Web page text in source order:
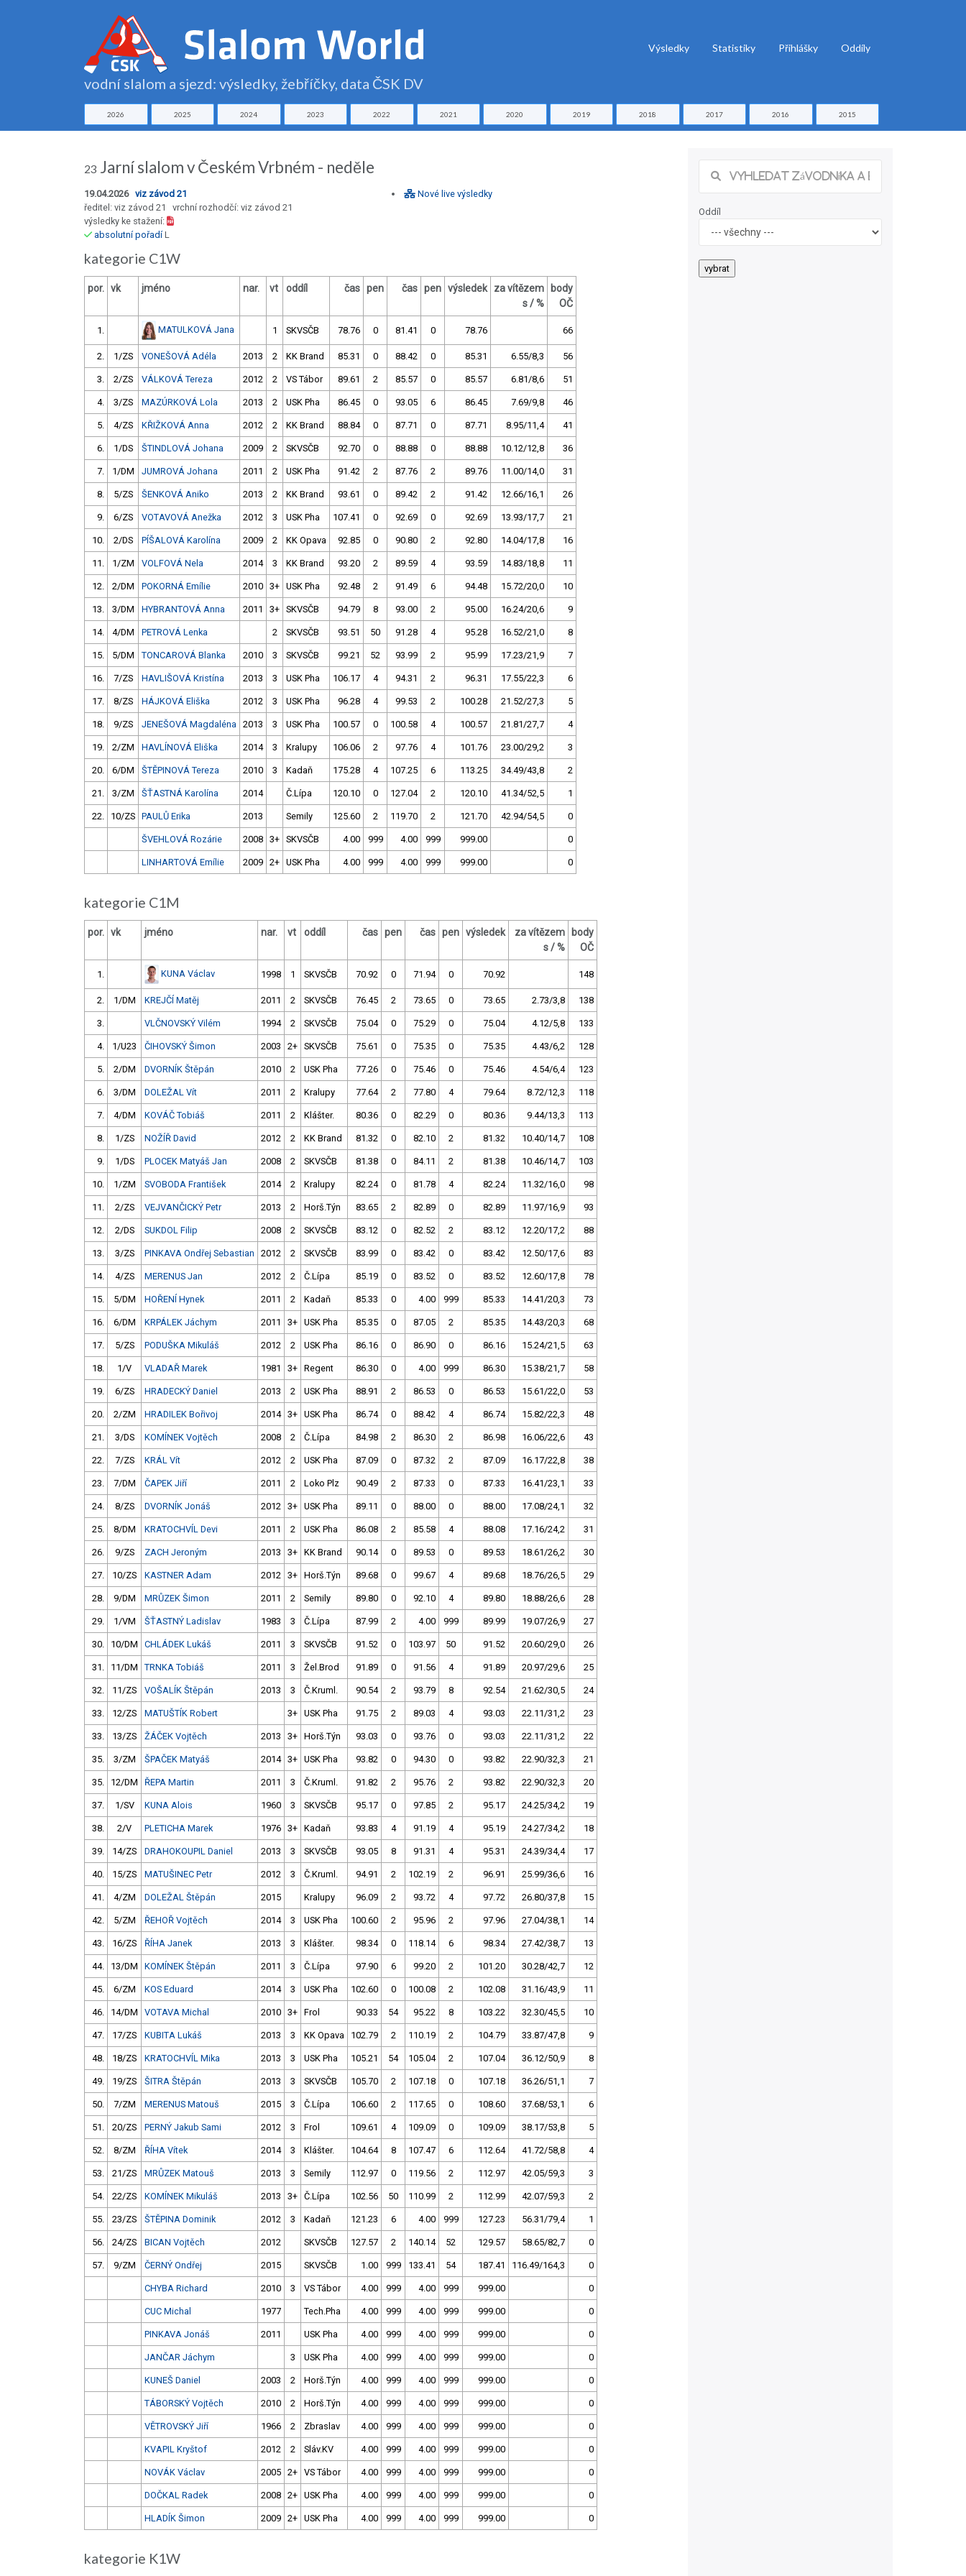
vodní slalom a sjezd: výsledky, žebříčky, data ČSK DV
Výsledky Statistiky Přihlášky Oddíly
2026 2025 2024 2023 2022 2021 2020 2019 2018 2017 2016 2015
23 Jarní slalom v Českém Vrbném - neděle
19.04.2026 viz závod 21
ředitel: viz závod 21 vrchní rozhodčí: viz závod 21
výsledky ke stažení:
absolutní pořadíL
Nové live výsledky
kategorie C1W
por. vk jméno nar. vt oddíl čas pen čas pen výsledek
za vítězem
s / %
body
OČ
1. MATULKOVÁ Jana 1 SKVSČB 78.76 0 81.41 0 78.76 66
2. 1/ZS VONEŠOVÁ Adéla 2013 2 KK Brand 85.31 0 88.42 0 85.31 6.55/8,3 56
3. 2/ZS VÁLKOVÁ Tereza 2012 2 VS Tábor 89.61 2 85.57 0 85.57 6.81/8,6 51
4. 3/ZS MAZÚRKOVÁ Lola 2013 2 USK Pha 86.45 0 93.05 6 86.45 7.69/9,8 46
5. 4/ZS KŘIŽKOVÁ Anna 2012 2 KK Brand 88.84 0 87.71 0 87.71 8.95/11,4 41
6. 1/DS ŠTINDLOVÁ Johana 2009 2 SKVSČB 92.70 0 88.88 0 88.88 10.12/12,8 36
7. 1/DM JUMROVÁ Johana 2011 2 USK Pha 91.42 2 87.76 2 89.76 11.00/14,0 31
8. 5/ZS ŠENKOVÁ Aniko 2013 2 KK Brand 93.61 0 89.42 2 91.42 12.66/16,1 26
9. 6/ZS VOTAVOVÁ Anežka 2012 3 USK Pha 107.41 0 92.69 0 92.69 13.93/17,7 21
10. 2/DS PÍŠALOVÁ Karolína 2009 2 KK Opava 92.85 0 90.80 2 92.80 14.04/17,8 16
11. 1/ZM VOLFOVÁ Nela 2014 3 KK Brand 93.20 2 89.59 4 93.59 14.83/18,8 11
12. 2/DM POKORNÁ Emílie 2010 3+ USK Pha 92.48 2 91.49 6 94.48 15.72/20,0 10
13. 3/DM HYBRANTOVÁ Anna 2011 3+ SKVSČB 94.79 8 93.00 2 95.00 16.24/20,6 9
14. 4/DM PETROVÁ Lenka 2 SKVSČB 93.51 50 91.28 4 95.28 16.52/21,0 8
15. 5/DM TONCAROVÁ Blanka 2010 3 SKVSČB 99.21 52 93.99 2 95.99 17.23/21,9 7
16. 7/ZS HAVLIŠOVÁ Kristína 2013 3 USK Pha 106.17 4 94.31 2 96.31 17.55/22,3 6
17. 8/ZS HÁJKOVÁ Eliška 2012 3 USK Pha 96.28 4 99.53 2 100.28 21.52/27,3 5
18. 9/ZS JENEŠOVÁ Magdaléna 2013 3 USK Pha 100.57 0 100.58 4 100.57 21.81/27,7 4
19. 2/ZM HAVLÍNOVÁ Eliška 2014 3 Kralupy 106.06 2 97.76 4 101.76 23.00/29,2 3
20. 6/DM ŠTĚPINOVÁ Tereza 2010 3 Kadaň 175.28 4 107.25 6 113.25 34.49/43,8 2
21. 3/ZM ŠŤASTNÁ Karolína 2014 Č.Lípa 120.10 0 127.04 2 120.10 41.34/52,5 1
22. 10/ZS PAULŮ Erika 2013 Semily 125.60 2 119.70 2 121.70 42.94/54,5 0
ŠVEHLOVÁ Rozárie 2008 3+ SKVSČB 4.00 999 4.00 999 999.00 0
LINHARTOVÁ Emílie 2009 2+ USK Pha 4.00 999 4.00 999 999.00 0
kategorie C1M
por. vk jméno nar. vt oddíl čas pen čas pen výsledek
za vítězem
s / %
body
OČ
1. KUNA Václav 1998 1 SKVSČB 70.92 0 71.94 0 70.92 148
2. 1/DM KREJČÍ Matěj 2011 2 SKVSČB 76.45 2 73.65 0 73.65 2.73/3,8 138
3. VLČNOVSKÝ Vilém 1994 2 SKVSČB 75.04 0 75.29 0 75.04 4.12/5,8 133
4. 1/U23 ČIHOVSKÝ Šimon 2003 2+ SKVSČB 75.61 0 75.35 0 75.35 4.43/6,2 128
5. 2/DM DVORNÍK Štěpán 2010 2 USK Pha 77.26 0 75.46 0 75.46 4.54/6,4 123
6. 3/DM DOLEŽAL Vít 2011 2 Kralupy 77.64 2 77.80 4 79.64 8.72/12,3 118
7. 4/DM KOVÁČ Tobiáš 2011 2 Klášter. 80.36 0 82.29 0 80.36 9.44/13,3 113
8. 1/ZS NOŽÍŘ David 2012 2 KK Brand 81.32 0 82.10 2 81.32 10.40/14,7 108
9. 1/DS PLOCEK Matyáš Jan 2008 2 SKVSČB 81.38 0 84.11 2 81.38 10.46/14,7 103
10. 1/ZM SVOBODA František 2014 2 Kralupy 82.24 0 81.78 4 82.24 11.32/16,0 98
11. 2/ZS VEJVANČICKÝ Petr 2013 2 Horš.Týn 83.65 2 82.89 0 82.89 11.97/16,9 93
12. 2/DS SUKDOL Filip 2008 2 SKVSČB 83.12 0 82.52 2 83.12 12.20/17,2 88
13. 3/ZS PINKAVA Ondřej Sebastian 2012 2 SKVSČB 83.99 0 83.42 0 83.42 12.50/17,6 83
14. 4/ZS MERENUS Jan 2012 2 Č.Lípa 85.19 0 83.52 0 83.52 12.60/17,8 78
15. 5/DM HOŘENÍ Hynek 2011 2 Kadaň 85.33 0 4.00 999 85.33 14.41/20,3 73
16. 6/DM KRPÁLEK Jáchym 2011 3+ USK Pha 85.35 0 87.05 2 85.35 14.43/20,3 68
17. 5/ZS PODUŠKA Mikuláš 2012 2 USK Pha 86.16 0 86.90 0 86.16 15.24/21,5 63
18. 1/V VLADAŘ Marek 1981 3+ Regent 86.30 0 4.00 999 86.30 15.38/21,7 58
19. 6/ZS HRADECKÝ Daniel 2013 2 USK Pha 88.91 2 86.53 0 86.53 15.61/22,0 53
20. 2/ZM HRADILEK Bořivoj 2014 3+ USK Pha 86.74 0 88.42 4 86.74 15.82/22,3 48
21. 3/DS KOMÍNEK Vojtěch 2008 2 Č.Lípa 84.98 2 86.30 2 86.98 16.06/22,6 43
22. 7/ZS KRÁL Vít 2012 2 USK Pha 87.09 0 87.32 2 87.09 16.17/22,8 38
23. 7/DM ČAPEK Jiří 2011 2 Loko Plz 90.49 2 87.33 0 87.33 16.41/23,1 33
24. 8/ZS DVORNÍK Jonáš 2012 3+ USK Pha 89.11 0 88.00 0 88.00 17.08/24,1 32
25. 8/DM KRATOCHVÍL Devi 2011 2 USK Pha 86.08 2 85.58 4 88.08 17.16/24,2 31
26. 9/ZS ZACH Jeroným 2013 3+ KK Brand 90.14 0 89.53 0 89.53 18.61/26,2 30
27. 10/ZS KASTNER Adam 2012 3+ Horš.Týn 89.68 0 99.67 4 89.68 18.76/26,5 29
28. 9/DM MRŮZEK Šimon 2011 2 Semily 89.80 0 92.10 4 89.80 18.88/26,6 28
29. 1/VM ŠŤASTNÝ Ladislav 1983 3 Č.Lípa 87.99 2 4.00 999 89.99 19.07/26,9 27
30. 10/DM CHLÁDEK Lukáš 2011 3 SKVSČB 91.52 0 103.97 50 91.52 20.60/29,0 26
31. 11/DM TRNKA Tobiáš 2011 3 Žel.Brod 91.89 0 91.56 4 91.89 20.97/29,6 25
32. 11/ZS VOŠALÍK Štěpán 2013 3 Č.Kruml. 90.54 2 93.79 8 92.54 21.62/30,5 24
33. 12/ZS MATUŠTÍK Robert 3+ USK Pha 91.75 2 89.03 4 93.03 22.11/31,2 23
33. 13/ZS ŽÁČEK Vojtěch 2013 3+ Horš.Týn 93.03 0 93.76 0 93.03 22.11/31,2 22
35. 3/ZM ŠPAČEK Matyáš 2014 3+ USK Pha 93.82 0 94.30 0 93.82 22.90/32,3 21
35. 12/DM ŘEPA Martin 2011 3 Č.Kruml. 91.82 2 95.76 2 93.82 22.90/32,3 20
37. 1/SV KUNA Alois 1960 3 SKVSČB 95.17 0 97.85 2 95.17 24.25/34,2 19
38. 2/V PLETICHA Marek 1976 3+ Kadaň 93.83 4 91.19 4 95.19 24.27/34,2 18
39. 14/ZS DRAHOKOUPIL Daniel 2013 3 SKVSČB 93.05 8 91.31 4 95.31 24.39/34,4 17
40. 15/ZS MATUŠINEC Petr 2012 3 Č.Kruml. 94.91 2 102.19 2 96.91 25.99/36,6 16
41. 4/ZM DOLEŽAL Štěpán 2015 Kralupy 96.09 2 93.72 4 97.72 26.80/37,8 15
42. 5/ZM ŘEHOŘ Vojtěch 2014 3 USK Pha 100.60 2 95.96 2 97.96 27.04/38,1 14
43. 16/ZS ŘÍHA Janek 2013 3 Klášter. 98.34 0 118.14 6 98.34 27.42/38,7 13
44. 13/DM KOMÍNEK Štěpán 2011 3 Č.Lípa 97.90 6 99.20 2 101.20 30.28/42,7 12
45. 6/ZM KOS Eduard 2014 3 USK Pha 102.60 0 100.08 2 102.08 31.16/43,9 11
46. 14/DM VOTAVA Michal 2010 3+ Frol 90.33 54 95.22 8 103.22 32.30/45,5 10
47. 17/ZS KUBITA Lukáš 2013 3 KK Opava 102.79 2 110.19 2 104.79 33.87/47,8 9
48. 18/ZS KRATOCHVÍL Mika 2013 3 USK Pha 105.21 54 105.04 2 107.04 36.12/50,9 8
49. 19/ZS ŠITRA Štěpán 2013 3 SKVSČB 105.70 2 107.18 0 107.18 36.26/51,1 7
50. 7/ZM MERENUS Matouš 2015 3 Č.Lípa 106.60 2 117.65 0 108.60 37.68/53,1 6
51. 20/ZS PERNÝ Jakub Sami 2012 3 Frol 109.61 4 109.09 0 109.09 38.17/53,8 5
52. 8/ZM ŘÍHA Vítek 2014 3 Klášter. 104.64 8 107.47 6 112.64 41.72/58,8 4
53. 21/ZS MRŮZEK Matouš 2013 3 Semily 112.97 0 119.56 2 112.97 42.05/59,3 3
54. 22/ZS KOMÍNEK Mikuláš 2013 3+ Č.Lípa 102.56 50 110.99 2 112.99 42.07/59,3 2
55. 23/ZS ŠTĚPINA Dominik 2012 3 Kadaň 121.23 6 4.00 999 127.23 56.31/79,4 1
56. 24/ZS BICAN Vojtěch 2012 SKVSČB 127.57 2 140.14 52 129.57 58.65/82,7 0
57. 9/ZM ČERNÝ Ondřej 2015 SKVSČB 1.00 999 133.41 54 187.41 116.49/164,3 0
CHYBA Richard 2010 3 VS Tábor 4.00 999 4.00 999 999.00 0
CUC Michal 1977 Tech.Pha 4.00 999 4.00 999 999.00 0
PINKAVA Jonáš 2011 USK Pha 4.00 999 4.00 999 999.00 0
JANČAR Jáchym 3 USK Pha 4.00 999 4.00 999 999.00 0
KUNEŠ Daniel 2003 2 Horš.Týn 4.00 999 4.00 999 999.00 0
TÁBORSKÝ Vojtěch 2010 2 Horš.Týn 4.00 999 4.00 999 999.00 0
VĚTROVSKÝ Jiří 1966 2 Zbraslav 4.00 999 4.00 999 999.00 0
KVAPIL Kryštof 2012 2 Sláv.KV 4.00 999 4.00 999 999.00 0
NOVÁK Václav 2005 2+ VS Tábor 4.00 999 4.00 999 999.00 0
DOČKAL Radek 2008 2+ USK Pha 4.00 999 4.00 999 999.00 0
HLADÍK Šimon 2009 2+ USK Pha 4.00 999 4.00 999 999.00 0
kategorie K1W
Oddíl